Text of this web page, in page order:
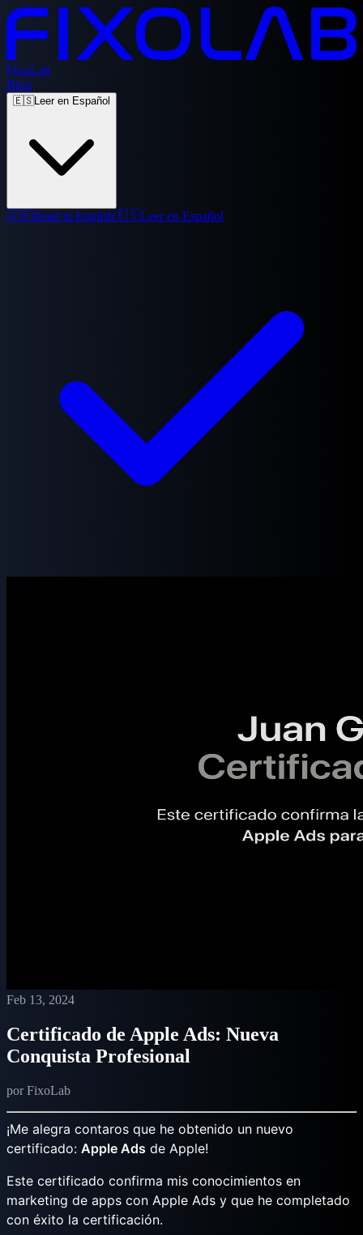
FixoLab
Blog
🇪🇸Leer en Español
🇬🇧Read in English🇪🇸Leer en Español
Feb 13, 2024
Certificado de Apple Ads: Nueva
Conquista Profesional
por FixoLab
¡Me alegra contaros que he obtenido un nuevo
certificado: Apple Ads de Apple!
Este certificado confirma mis conocimientos en
marketing de apps con Apple Ads y que he completado
con éxito la certificación.